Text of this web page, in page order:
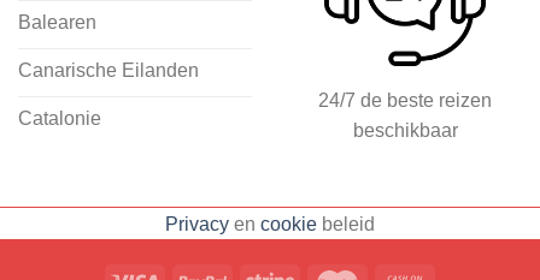
beantwoorden en ervoor te zorgen dat
jij met een gerust hart op vakantie kunt
accommodaties: resorts, hotels en
Balearen
Canarische Eilanden
Catalonie
24/7 de beste reizen
beschikbaar
Privacy en cookie beleid